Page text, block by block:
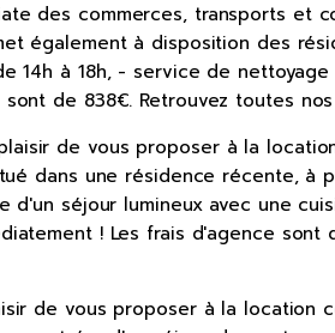
des commerces, transports
également à disposition des
14h à 18h, - service de
de 838€. Retrouvez toutes
plaisir de vous proposer à la
dans une résidence
séjour lumineux avec une
! Les frais d'agence
de vous proposer à la location